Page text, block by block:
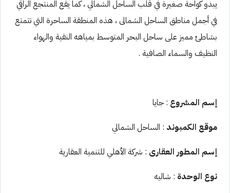
يبدو كواحة صغيرة في قلب الساحل الشمالي ، كما يقع المنتجع الراقي
في أجمل مناطق الساحل الشمالى ، هذه المنطقة الساحرة التي تتمتع
بشاطئ مميز على ساحل البحر المتوسط بمياهه النقية والهواء
النظيف والسماء الصافية .
إسم المشروع : جايا
موقع الكمبوند : الساحل الشمالي
إسم المطور العقارى : شركة الأهلي للتنمية العقارية
نوع الوحدة : شاليه